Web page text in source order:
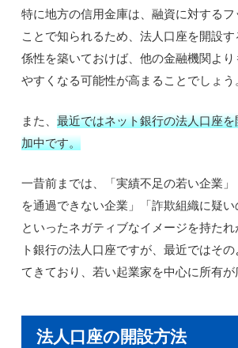
特に地方の信用金庫は、融資に対する
ことで知られるため、法人口座を開設
係性を築いておけば、他の金融機関よ
やすくなる可能性が高まることでしょう
また、最近ではネット銀行の法人口座
加中です。
一昔前までは、「実績不足の若い企業
を通過できない企業」「詐欺組織に疑
といったネガティブなイメージを持た
ト銀行の法人口座ですが、最近ではそ
てきており、若い起業家を中心に所有が
法人口座の開設方法